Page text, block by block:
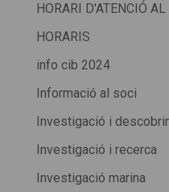
HORARI D'ATENCIÓ
HORARIS
info cib 2024
Informació al soci
Investigació i
Investigació i recerca
Investigació marina